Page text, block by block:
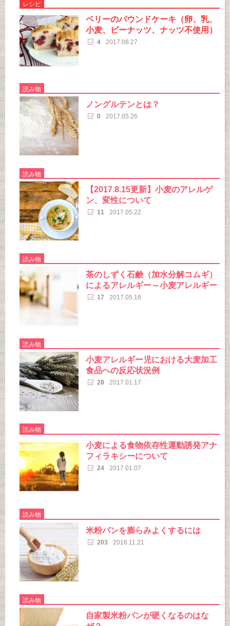
レシピ
ベリーのパウンドケーキ（卵、乳、
小麦、ピーナッツ、ナッツ不使用）
4 2017.08.27
読み物
ノングルテンとは？
0 2017.05.26
読み物
【2017.8.15更新】小麦のアレルゲ
ン、変性について
11 2017.05.22
読み物
茶のしずく石鹸（加水分解コムギ）
によるアレルギー～小麦アレルギー
17 2017.05.16
読み物
小麦アレルギー児における大麦加工
食品への反応状況例
28 2017.01.17
読み物
小麦による食物依存性運動誘発アナ
フィラキシーについて
24 2017.01.07
読み物
米粉パンを膨らみよくするには
203 2016.11.21
読み物
自家製米粉パンが硬くなるのはな